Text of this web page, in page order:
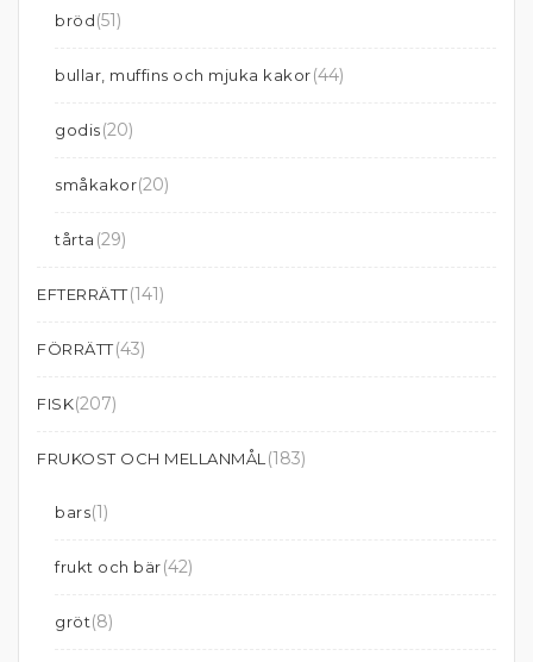
bröd(51)
bullar, muffins och mjuka kakor(44)
godis(20)
småkakor(20)
tårta (29)
EFTERRÄTT(141)
FÖRRÄTT(43)
FISK(207)
FRUKOST OCH MELLANMÅL (183)
bars(1)
frukt och bär(42)
gröt(8)